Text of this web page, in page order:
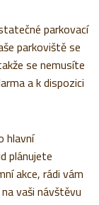
parkovací
parkoviště se
se nemusíte
a k dispozici
hlavní
plánujete
akce, rádi vám
vaši návštěvu